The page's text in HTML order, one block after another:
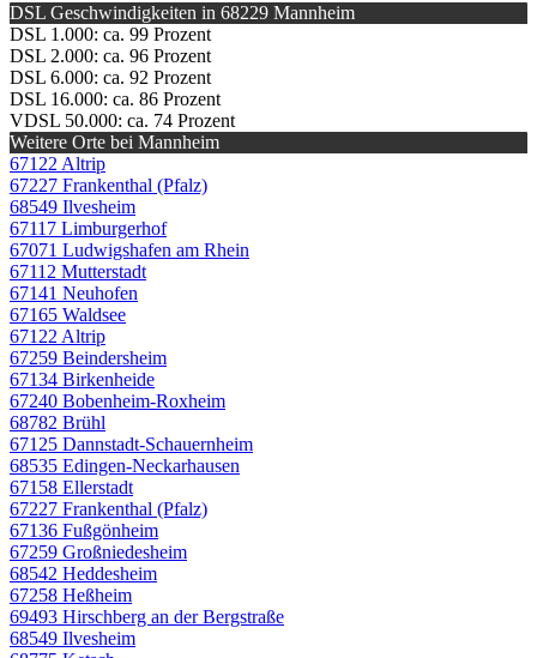
DSL Geschwindigkeiten in 68229 Mannheim
DSL 1.000: ca. 99 Prozent
DSL 2.000: ca. 96 Prozent
DSL 6.000: ca. 92 Prozent
DSL 16.000: ca. 86 Prozent
VDSL 50.000: ca. 74 Prozent
Weitere Orte bei Mannheim
67122 Altrip
67227 Frankenthal (Pfalz)
68549 Ilvesheim
67117 Limburgerhof
67071 Ludwigshafen am Rhein
67112 Mutterstadt
67141 Neuhofen
67165 Waldsee
67122 Altrip
67259 Beindersheim
67134 Birkenheide
67240 Bobenheim-Roxheim
68782 Brühl
67125 Dannstadt-Schauernheim
68535 Edingen-Neckarhausen
67158 Ellerstadt
67227 Frankenthal (Pfalz)
67136 Fußgönheim
67259 Großniedesheim
68542 Heddesheim
67258 Heßheim
69493 Hirschberg an der Bergstraße
68549 Ilvesheim